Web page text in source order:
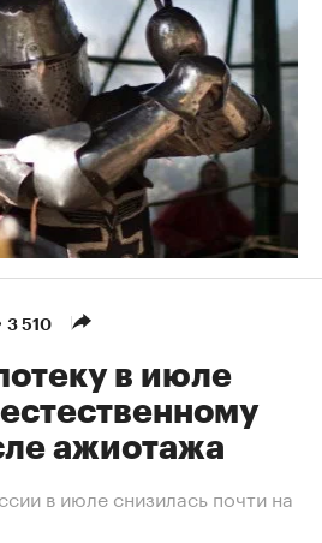
3 510
в июле
ажиотажа
в июле снизилась почти на